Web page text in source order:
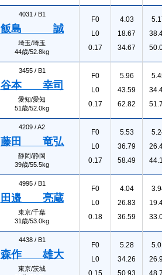
4031 / B1
飯島 誠
埼玉/埼玉
44歳/52.8kg
F0
L0
0.17
4.03
18.67
34.67
3455 / B1
谷本 幸司
愛知/愛知
51歳/52.0kg
F0
L0
0.17
5.96
43.59
62.82
4209 /A2
藤田 竜弘
静岡/静岡
39歳/55.5kg
F0
L0
0.17
5.53
36.79
58.49
4995 / B1
田邉 亮蔵
東京/千葉
31歳/53.0kg
F0
L0
0.18
4.04
26.83
36.59
4438 / B1
森作 雄大
東京/茨城
F0
L0
0.15
5.28
34.26
50.93